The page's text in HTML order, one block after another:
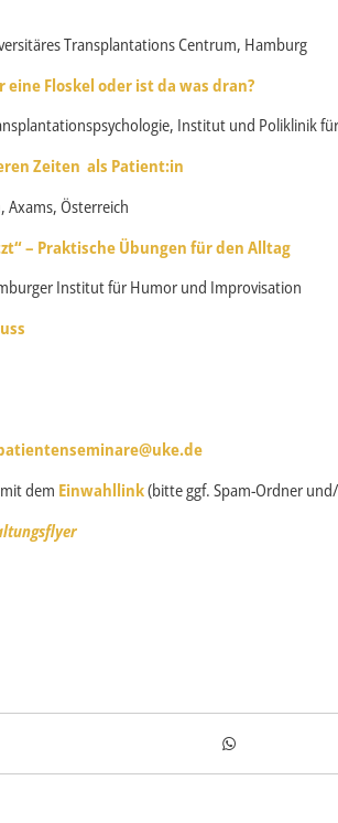
Transplantations Centrum, Hamburg
Floskel oder ist da was dran?
Institut und Poliklinik
Zeiten als Patient:in
Österreich
– Praktische Übungen für den Alltag
Institut für Humor und Improvisation
dem Einwahllink(bitte ggf. Spam-Ordner